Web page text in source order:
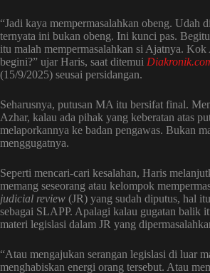
“Jadi kaya mempermasalahkan obeng. Udah
ternyata ini bukan obeng. Ini kunci pas.
itu malah mempermasalahkan si Ajatnya.
begini?” ujar Haris, saat ditemui
(15/9/2025) seusai persidangan.
Seharusnya, putusan MA itu bersifat final.
Azhar, kalau ada pihak yang keberatan atas
melaporkannya ke badan pengawas. Bukan
menggugatnya.
Seperti mencari-cari kesalahan, Haris
memang seseorang atau kelompok
judicial review (JR) yang sudah diputus, hal
sebagai SLAPP. Apalagi kalau gugatan balik
materi legislasi dalam JR yang
“Atau mengajukan serangan legislasi di luar
menghabiskan energi orang tersebut. Atau